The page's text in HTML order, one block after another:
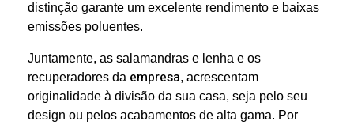
distinção garante um excelente rendimento e baixas
emissões poluentes.
Juntamente, as salamandras e lenha e os
recuperadores da empresa, acrescentam
originalidade à divisão da sua casa, seja pelo seu
design ou pelos acabamentos de alta gama. Por